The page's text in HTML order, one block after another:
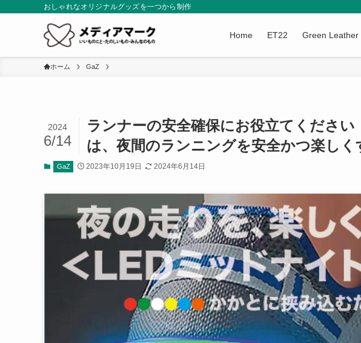
おしゃれなオリジナルグッズを一つから制作
Home ET22 Green Leather
ホーム GaZ
ランナーの安全確保にお役立てくださ
は、夜間のランニングを安全かつ楽し
2024
6/14
GaZ 2023年10月19日 2024年6月14日